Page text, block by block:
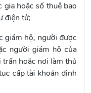
hoặc số thuê bao
điện tử;
giám hộ, người được
người giám hộ của
hoặc nơi làm thủ
cấp tài khoản định